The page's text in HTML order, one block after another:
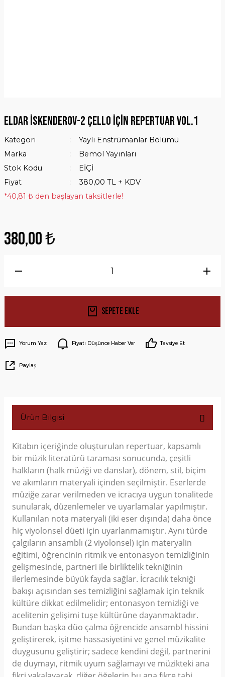
Eldar İskenderov-2 Çello İçin Repertuar Vol.1
Kategori
Yaylı Enstrümanlar Bölümü
Marka
Bemol Yayınları
Stok Kodu
EİÇİ
Fiyat
380,00 TL + KDV
*40,81 ₺ den başlayan taksitlerle!
380,00 ₺
Sepete Ekle
Yorum Yaz Fiyatı Düşünce Haber Ver Tavsiye Et
Paylaş
Ürün Bilgisi
Kitabın içeriğinde oluşturulan repertuar, kapsamlı
bir müzik literatürü taraması sonucunda, çeşitli
halkların (halk müziği ve danslar), dönem, stil, biçim
ve akımların materyali içinden seçilmiştir. Eserlerde
müziğe zarar verilmeden ve icracıya uygun tonalitede
sunularak, düzenlemeler ve uyarlamalar yapılmıştır.
Kullanılan nota materyali (iki eser dışında) daha önce
hiç viyolonsel düeti için uyarlanmamıştır. Aynı türde
çalgıların ansamblı (2 viyolonsel) için materyalin
eğitimi, öğrencinin ritmik ve entonasyon temizliğinin
gelişmesinde, partneri ile birliktelik tekniğinin
ilerlemesinde büyük fayda sağlar. İcracılık tekniği
bakışı açısından ses temizliğini sağlamak için teknik
kültüre dikkat edilmelidir; entonasyon temizliği ve
acelitenin gelişimi tuşe kültürüne dayanmaktadır.
Bundan başka düo çalma öğrencide ansambl hissini
geliştirerek, işitme hassasiyetini ve genel müzikalite
duygusunu geliştirir; sadece kendini değil, partnerini
de duymayı, ritmik uyum sağlamayı ve müzikteki ana